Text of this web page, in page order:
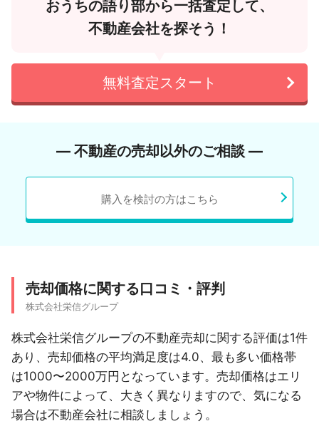
おうちの語り部から一括査定して、
不動産会社を探そう！
無料査定スタート
― 不動産の売却以外のご相談 ―
購入を検討の方はこちら
売却価格に関する口コミ・評判
株式会社栄信グループ
株式会社栄信グループの不動産売却に関する評価は1件
あり、売却価格の平均満足度は4.0、最も多い価格帯
は1000〜2000万円となっています。売却価格はエリ
アや物件によって、大きく異なりますので、気になる
場合は不動産会社に相談しましょう。